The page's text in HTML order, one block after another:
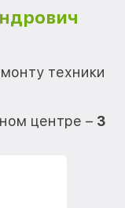
техники
центре – 3